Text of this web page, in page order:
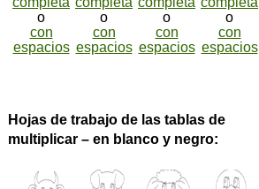
o
con
espacios
o
con
espacios
o
con
espacios
o
con
espacios
Hojas de trabajo de las tablas de
multiplicar – en blanco y negro: